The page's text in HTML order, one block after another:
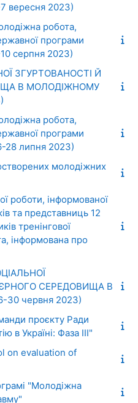
вересня 2023)
робота,
програми
серпня 2023)
ЗГУРТОВАНОСТІ Й
В МОЛОДІЖНОМУ
робота,
програми
28 липня 2023)
молодіжних
роботи, інформованої
та представниць 12
тренінгової
інформована про
СЕРЕДОВИЩА В
червня 2023)
проєкту Ради
в Україні: Фаза ІІІ"
on evaluation of
"Молодіжна